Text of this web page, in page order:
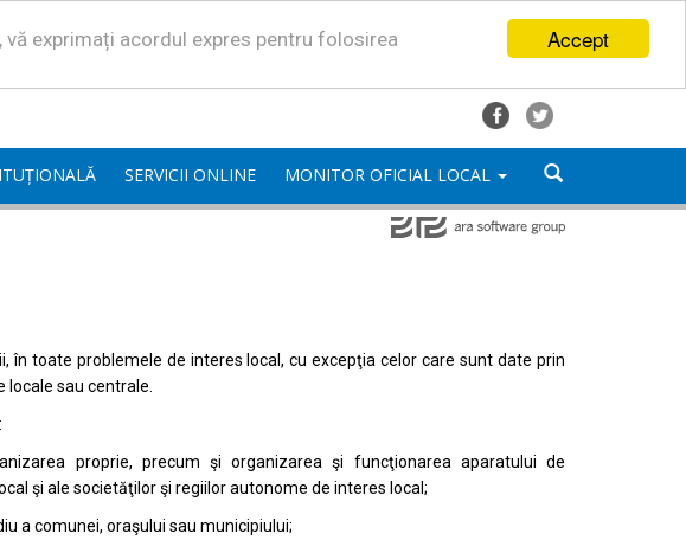
Accept
exprimați acordul expres pentru folosirea
SERVICII ONLINE MONITOR OFICIAL LOCAL
în toate problemele de interes local, cu excepţia celor care sunt date prin
sau centrale.
proprie, precum şi organizarea şi funcţionarea aparatului de
şi ale societăţilor şi regiilor autonome de interes local;
a comunei, oraşului sau municipiului;